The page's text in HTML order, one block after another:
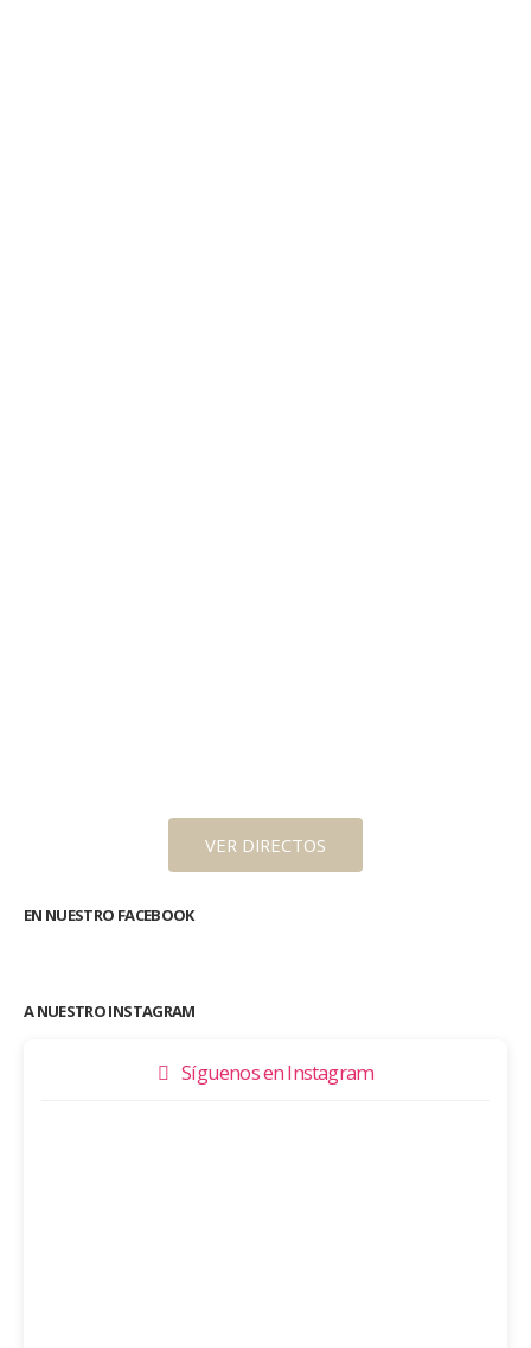
VER DIRECTOS
EN NUESTRO FACEBOOK
A NUESTRO INSTAGRAM
Síguenos en Instagram